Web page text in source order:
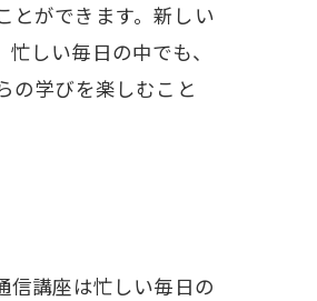
とができます。新しい
しい毎日の中でも、
の学びを楽しむこと
信講座は忙しい毎日の